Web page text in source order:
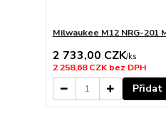
Milwaukee M12 NRG-201
2 733,00 CZK/ks
2 258,68 CZKbez DPH
Přidat